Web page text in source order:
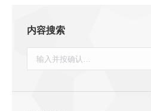
内容搜索
索：